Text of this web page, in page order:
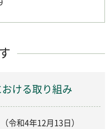
ける取り組み
令和4年12月13日）